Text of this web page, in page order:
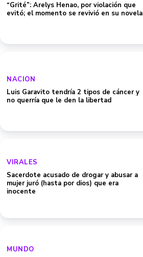
“Grité”: Arelys Henao, por violación que
evitó; el momento se revivió en su novela
NACION
Luis Garavito tendría 2 tipos de cáncer y
no querría que le den la libertad
VIRALES
Sacerdote acusado de drogar y abusar a
mujer juró (hasta por dios) que era
inocente
MUNDO